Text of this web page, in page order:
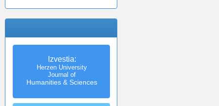
Izvestia:
Herzen University
Journal of
Humanities & Sciences